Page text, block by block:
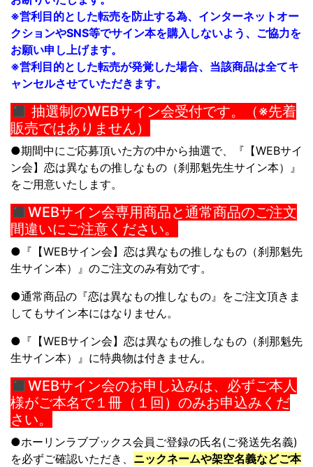
※営利目的とした転売を防止する為、インターネットオー
クションやSNS等でサイン本を購入しないよう、ご協力を
お願い申し上げます。
※営利目的とした転売が発覚した場合、当該商品は全てキ
ャンセルさせていただきます。
◼︎ 抽選制のWEBサイン会受付です。（※先着
販売ではありません）
●期間中にご応募頂いた方の中から抽選で、『【WEBサイ
ン会】 恋は異なもの推しなもの （刹那魁先生サイン本）』
をご用意いたします。
◼︎WEBサイン会専用商品と通常商品のご注文
間違いにご注意ください。
●『【WEBサイン会】 恋は異なもの推しなもの （刹那魁先
生サイン本）』 のご注文のみ有効です。
●通常商品の『恋は異なもの推しなもの 』をご注文頂きま
してもサイン本にはなりません。
●『【WEBサイン会】 恋は異なもの推しなもの （刹那魁先
生サイン本）』に特典物は付きません。
◼︎WEBサイン会のお申し込みは、必ずご本人
様がご本名で１冊（１回）のみお申込みくだ
さい。
●ホーリンラブブックス会員ご登録の氏名(ご発送先名義)
を必ずご確認いただき、 ニックネームや架空名義などご本